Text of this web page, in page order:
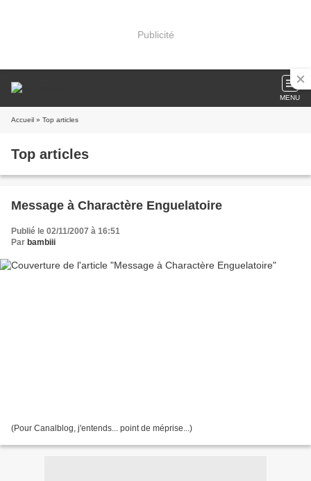
Publicité
MENU
Accueil » Top articles
Top articles
Message à Charactère Enguelatoire
Publié le 02/11/2007 à 16:51
Par bambiii
(Pour Canalblog, j'entends... point de méprise...)